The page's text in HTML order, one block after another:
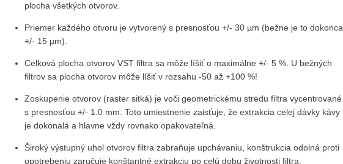
plocha všetkých otvorov.
Priemer každého otvoru je vytvorený s presnosťou +/- 30 µm (bežne je to dokonca
+/- 15 µm).
Celková plocha otvorov VST filtra sa môže líšiť o maximálne +/- 5 %. U bežných
filtrov sa plocha otvorov môže líšiť v rozsahu -50 až +100 %!
Zoskupenie otvorov (raster sitká) je voči geometrickému stredu filtra vycentrované
s presnosťou +/- 1.0 mm. Toto umiestnenie zaisťuje, že extrakcia celej dávky kávy
je dokonalá a hlavne vždy rovnako opakovateľná.
Široký výstupný uhol otvorov filtra zabraňuje upchávaniu, konštrukcia odolná proti
opotrebeniu zaručuje konštantné extrakciu po celú dobu životnosti filtra.